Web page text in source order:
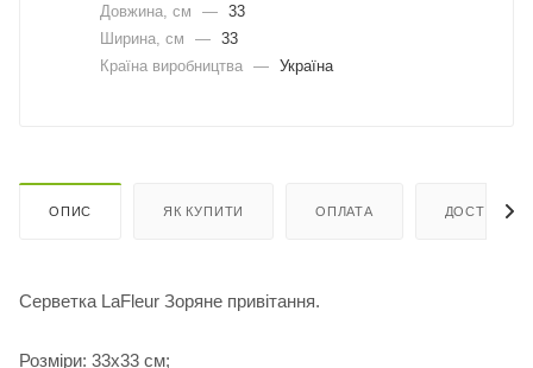
Довжина, cм
— 33
Ширина, cм
— 33
Країна виробництва — Україна
ОПИС ЯК КУПИТИ ОПЛАТА ДОСТАВКА
Серветка LaFleur Зоряне привітання.
Розміри: 33х33 см;